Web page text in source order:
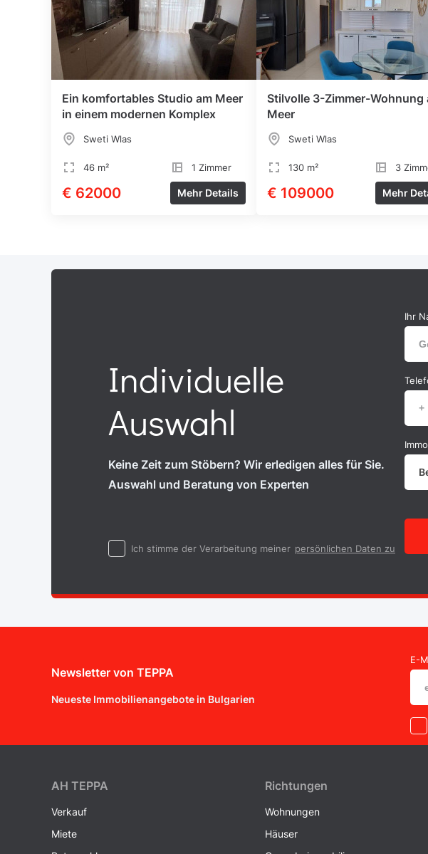
Ein komfortables Studio am Meer
in einem modernen Komplex
Sweti Wlas
46 m² 1 Zimmer
€ 62000 Mehr Details
Stilvolle 3-Zimmer-Wohnung
Meer
Sweti Wlas
130 m² 3
€ 109000 Mehr
Individuelle
Auswahl
Keine Zeit zum Stöbern? Wir erledigen alles für Sie.
Auswahl und Beratung von Experten
Ihr
Ich stimme der Verarbeitung meiner persönlichen Daten zu
Newsletter von TEPPA
Neueste Immobilienangebote in Bulgarien
E-
AH ТEPPA
Verkauf
Miete
Richtungen
Wohnungen
Häuser